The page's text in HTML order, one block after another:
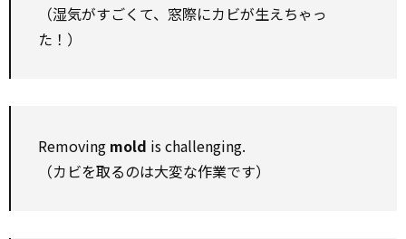
（湿気がすごくて、窓際にカビが生えちゃっ
た！）
Removing mold is challenging.
（カビを取るのは大変な作業です）